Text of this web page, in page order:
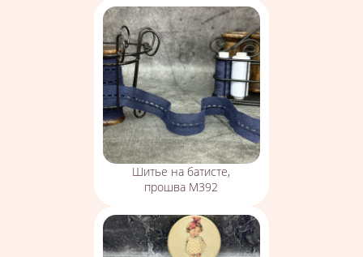
Шитье на батисте,
прошва М392